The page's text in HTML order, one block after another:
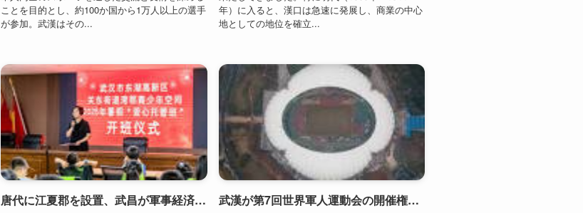
中国中部に位置する武漢は、長江と漢水が交わる
戦略的な地点として、古くから重要な役割を果た
してきました。特に唐代の621年に江夏郡が設置
され、武昌が軍事と経済の要地として急速に発展
したことは、武漢の歴史における大きな転換点と
なりました。本稿で...
武漢が第7回世界軍人運動会の開催権を獲得、国際大会が長江の都市に決定（2015年）
武漢は中国の中部に位置し、長江と漢江の合流点
に広がる重要な都市です。2015年、武漢は第7回
世界軍人運動会の開催権を獲得し、国際的なスポ
ーツイベントの舞台として注目を浴びました。こ
の大会は、世界中の軍人たちがスポーツを通じて
交流し、友情と平和...